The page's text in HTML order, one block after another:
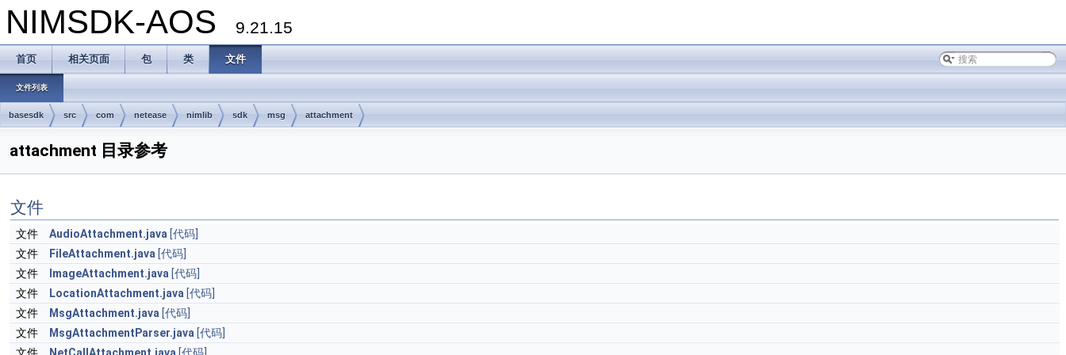
NIMSDK-AOS 9.21.15
首页 相关页面 包 类 文件
文件列表
basesdk src com netease nimlib sdk msg attachment
attachment 目录参考
文件
文件 AudioAttachment.java [代码]
文件
FileAttachment.java [代码]
文件
ImageAttachment.java [代码]
文件
LocationAttachment.java [代码]
文件
MsgAttachment.java [代码]
文件
MsgAttachmentParser.java [代码]